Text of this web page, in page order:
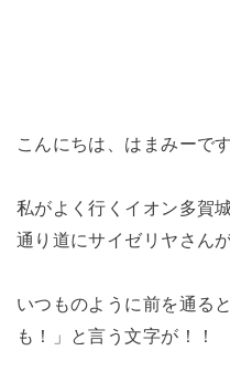
こんにちは、はまみーです
私がよく行くイオン多賀
通り道にサイゼリヤさん
いつものように前を通る
も！」と言う文字が！！